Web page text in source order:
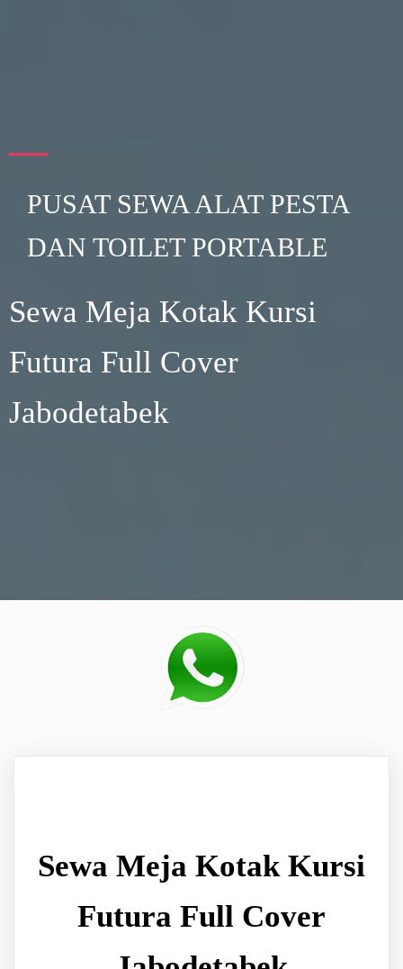
PUSAT SEWA ALAT PESTA
DAN TOILET PORTABLE
Sewa Meja Kotak Kursi
Futura Full Cover
Jabodetabek
Sewa Meja Kotak Kursi
Futura Full Cover